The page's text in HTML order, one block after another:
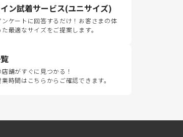
ン試着サービス(ユニサイズ)
ンケートに回答するだけ！お客さまの体
最適なサイズをご提案します。
舗がすぐに見つかる！
時間はこちらからご確認できます。